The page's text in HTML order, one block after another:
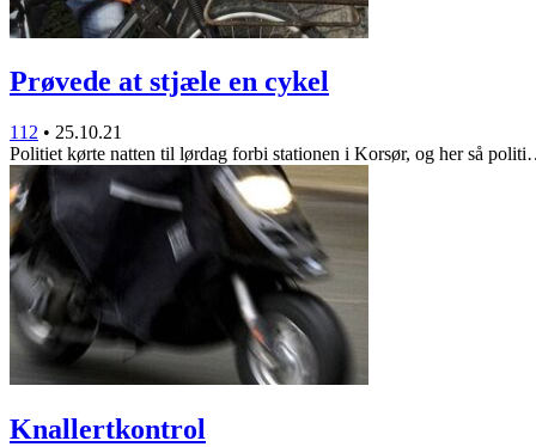
Prøvede at stjæle en cykel
112 • 25.10.21
Politiet kørte natten til lørdag forbi stationen i Korsør, og her så
Knallertkontrol